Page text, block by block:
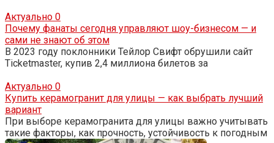
Актуально 0
Почему фанаты сегодня управляют шоу-бизнесом — и
сами не знают об этом
В 2023 году поклонники Тейлор Свифт обрушили сайт
Ticketmaster, купив 2,4 миллиона билетов за
Актуально 0
Купить керамогранит для улицы — как выбрать лучший
вариант
При выборе керамогранита для улицы важно учитывать
такие факторы, как прочность, устойчивость к погодным